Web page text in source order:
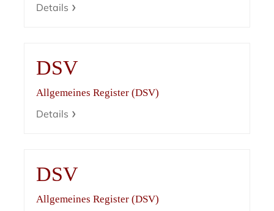
Details
DSV
Allgemeines Register (DSV)
Details
DSV
Allgemeines Register (DSV)